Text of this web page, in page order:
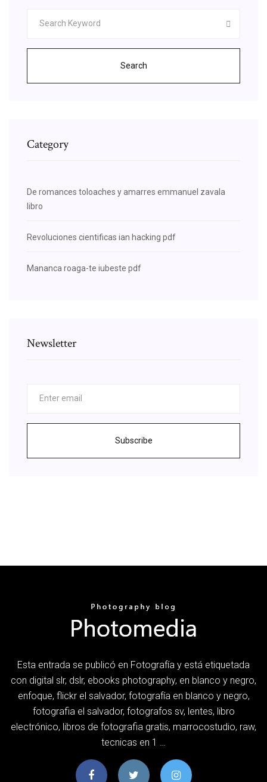
Search
Category
De romances toloaches y amarres emmanuel zavala
libro
Revoluciones cientificas ian hacking pdf
Mananca roaga-te iubeste pdf
Newsletter
Subscribe
Esta entrada se publicó en Fotografía y está etiquetada
con digital slr, dslr, ebooks photography, en blanco y negro,
enfoque, flickr el salvador, fotografía en blanco y negro,
fotografia el salvador, fotografos sv, lentes, libro
electrónico, libros de fotografia gratis, marrocostudio, raw,
tecnicas en 1 …